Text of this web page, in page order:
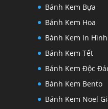
Bánh Kem Bựa
Bánh Kem Hoa
Bánh Kem In Hình
Bánh Kem Tết
Bánh Kem Độc
Bánh Kem Bento
Bánh Kem Noel